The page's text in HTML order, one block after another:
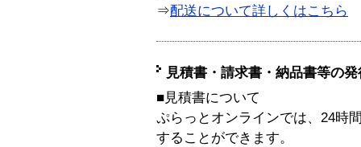
⇒配送について詳しくはこちら
見積書・請求書・納品書等の
■見積書について
ぷらっとオンラインでは、24時
することができます。